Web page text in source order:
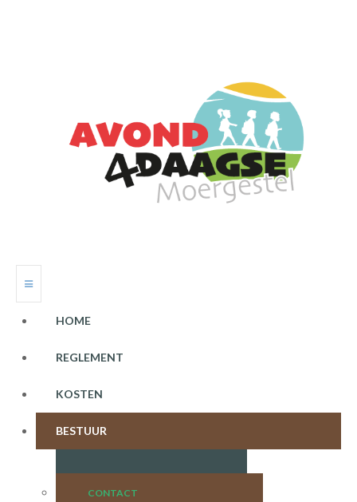
HOME
REGLEMENT
KOSTEN
BESTUUR
CONTACT